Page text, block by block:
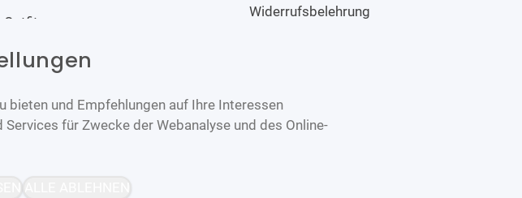
Outfits
Widerrufsbelehrung
von
bieten und Empfehlungen auf Ihre Interessen
für Zwecke der Webanalyse und des Online-
ALLE ABLEHNEN